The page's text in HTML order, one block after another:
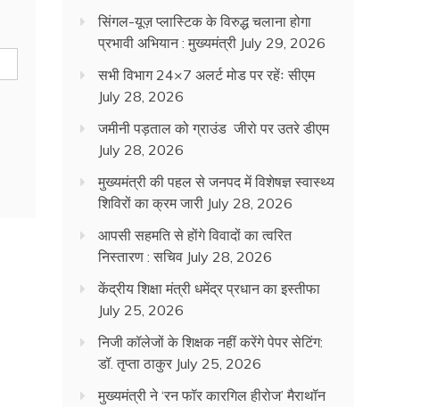
सिंगल-यूज़ प्लास्टिक के विरुद्ध चलाना होगा
प्रभावी अभियान : मुख्यमंत्री July 29, 2026
सभी विभाग 24×7 अलर्ट मोड पर रहेंः सीएम
July 28, 2026
जमीनी पड़ताल को ग्राउंड जीरो पर उतरे डीएम
July 28, 2026
मुख्यमंत्री की पहल से जनपद में विशेषज्ञ स्वास्थ्य
शिविरों का क्रम जारी July 28, 2026
आपसी सहमति से होंगे विवादों का त्वरित
निस्तारण : सचिव July 28, 2026
केंद्रीय शिक्षा मंत्री धमेंद्र प्रधान का इस्तीफा
July 25, 2026
निजी कॉलेजों के शिक्षक नहीं करेंगे पेपर सेटिंग:
डॉ. तृप्ता ठाकुर July 25, 2026
मुख्यमंत्री ने ‘रन फॉर कारगिल हीरोज’ मैराथॉन